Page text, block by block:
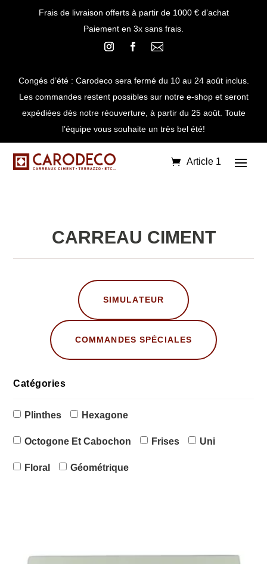
Frais de livraison offerts à partir de 1000 € d’achat
Paiement en 3x sans frais.

Congés d’été : Carodeco sera fermé du 10 au 24 août inclus.
Les commandes restent possibles sur notre e-shop et seront
expédiées dès notre réouverture, à partir du 25 août. Toute
l’équipe vous souhaite un très bel été!
Article 1
CARREAU CIMENT
SIMULATEUR
COMMANDES SPÉCIALES
Catégories
Plinthes Hexagone
Octogone Et Cabochon Frises Uni
Floral Géométrique